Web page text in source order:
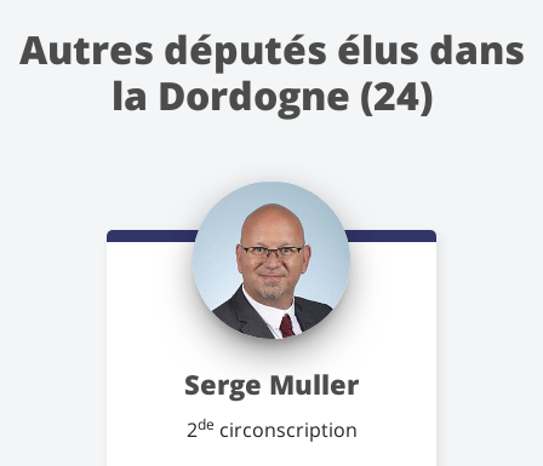
Autres députés élus dans
la Dordogne (24)
Serge Muller
2de circonscription